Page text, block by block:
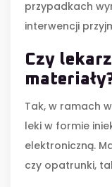
przypadkach
interwencji
Czy
Tak, w ramach
leki w formie
elektroniczną.
czy opatrunki,